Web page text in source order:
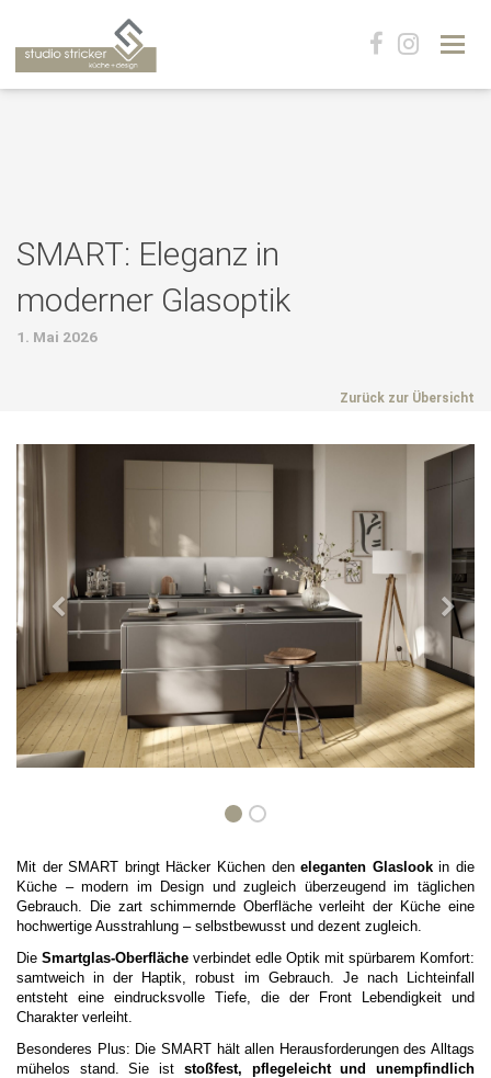
Zurück zur Übersicht
SMART: Eleganz in
moderner Glasoptik
1. Mai 2026
Mit der SMART bringt Häcker Küchen deneleganten Glaslookin die
Küche – modern im Design und zugleich überzeugend im täglichen
Gebrauch. Die zart schimmernde Oberfläche verleiht der Küche eine
hochwertige Ausstrahlung – selbstbewusst und dezent zugleich.
Die Smartglas-Oberfläche verbindet edle Optik mit spürbarem Komfort:
samtweich in der Haptik, robust im Gebrauch. Je nach Lichteinfall
entsteht eine eindrucksvolle Tiefe, die der Front Lebendigkeit und
Charakter verleiht.
Besonderes Plus: Die SMART hält allen Herausforderungen des Alltags
mühelos stand. Sie ist stoßfest, pflegeleicht und unempfindlich